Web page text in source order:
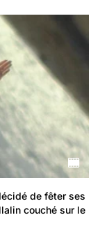
de fêter ses
couché sur le